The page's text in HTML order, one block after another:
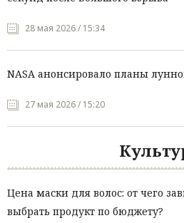
28 мая 2026 / 15:34
NASA анонсировало планы
27 мая 2026 / 15:20
Цена маски для волос: от чего
выбрать продукт по бюджету?